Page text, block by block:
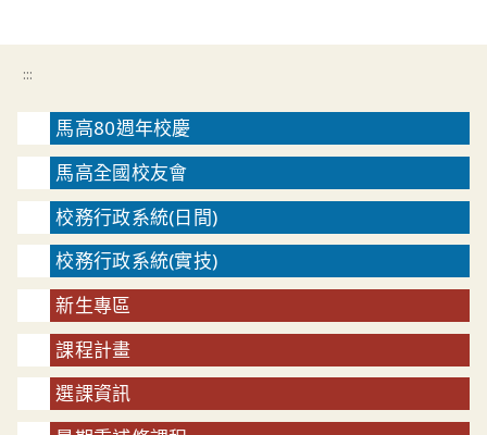
:::
馬高80週年校慶
馬高全國校友會
校務行政系統(日間)
校務行政系統(實技)
新生專區
課程計畫
選課資訊